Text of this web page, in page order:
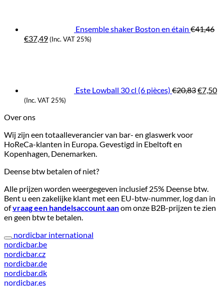
Ensemble shaker Boston en étain €41,46
Original
€37,49Current
(Inc. VAT 25%)
Este Lowball 30 cl (6 pièces) €20,83€7,50
(Inc. VAT 25%)
Over ons
Wij zijn een totaalleverancier van bar- en glaswerk voor
HoReCa-klanten in Europa. Gevestigd in Ebeltoft en
Kopenhagen, Denemarken.
Deense btw betalen of niet?
Alle prijzen worden weergegeven inclusief 25% Deense btw.
Bent u een zakelijke klant met een EU-btw-nummer, log dan in
ofvraag een handelsaccount aanom onze B2B-prijzen te zien
en geen btw te betalen.
nordicbar international
nordicbar.be
nordicbar.cz
nordicbar.de
nordicbar.dk
nordicbar.es